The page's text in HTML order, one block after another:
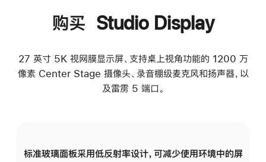
购买 Studio Display
27 英寸 5K 视网膜显示屏、支持桌上视角功能的 1200 万
像素 Center Stage 摄像头、录音棚级麦克风和扬声器，以
及雷雳 5 端口。
标准玻璃面板采用低反射率设计，可减少使用环境中的屏